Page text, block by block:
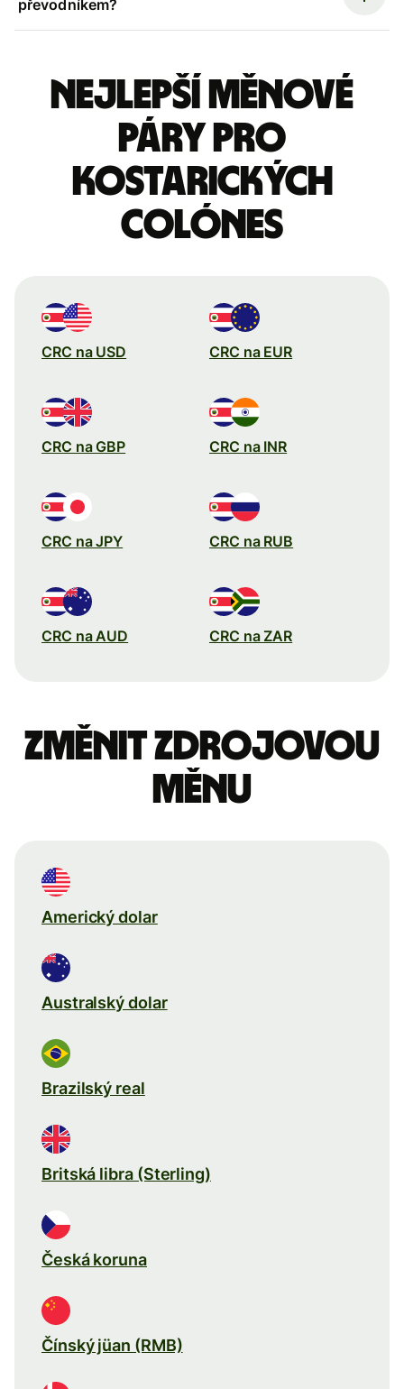
převodníkem?
Nejlepší měnové
páry pro
kostarických
colónes
CRC na USD CRC na EUR
CRC na GBP CRC na INR
CRC na JPY CRC na RUB
CRC na AUD CRC na ZAR
Změnit zdrojovou
měnu
Americký dolar
Australský dolar
Brazilský real
Britská libra (Sterling)
Česká koruna
Čínský jüan (RMB)